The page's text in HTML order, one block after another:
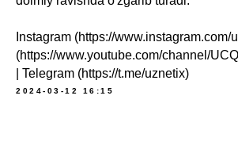
Instagram (https://www.instagram.com/
(https://www.youtube.com/channel/
| Telegram (https://t.me/uznetix)
2024-03-12 16:15